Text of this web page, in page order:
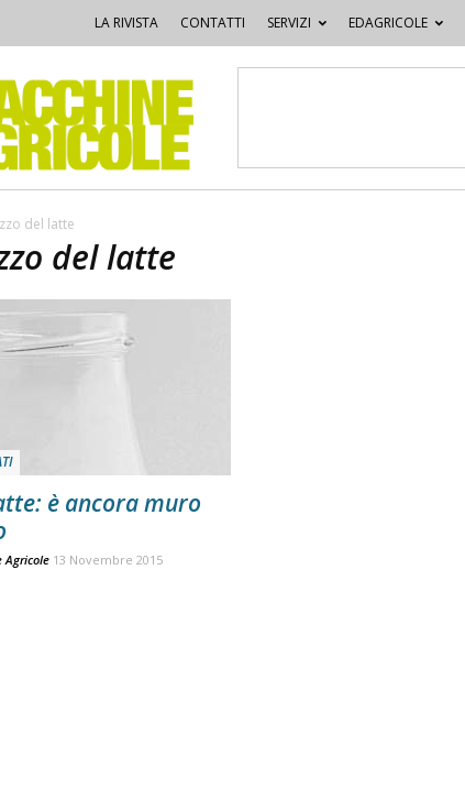
LA RIVISTA CONTATTI SERVIZI EDAGRICOLE
del latte
del latte
è ancora muro
Agricole 13 Novembre 2015